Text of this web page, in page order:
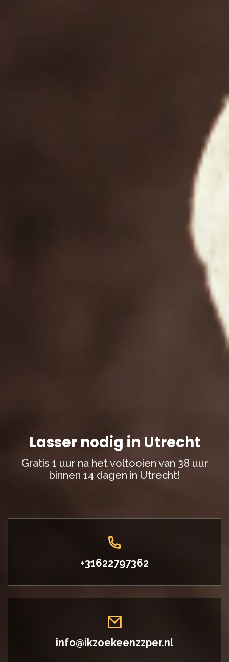
Lasser nodig in Utrecht
Gratis 1 uur na het voltooien van 38 uur
binnen 14 dagen in Utrecht!
+31622797362
info@ikzoekeenzzper.nl